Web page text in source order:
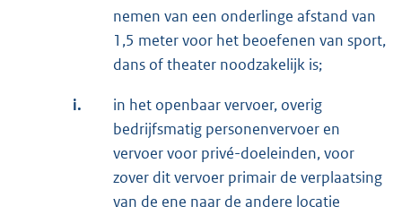
nemen van een onderlinge afstand van
1,5 meter voor het beoefenen van sport,
dans of theater noodzakelijk is;
i.
in het openbaar vervoer, overig
bedrijfsmatig personenvervoer en
vervoer voor privé-doeleinden, voor
zover dit vervoer primair de verplaatsing
van de ene naar de andere locatie